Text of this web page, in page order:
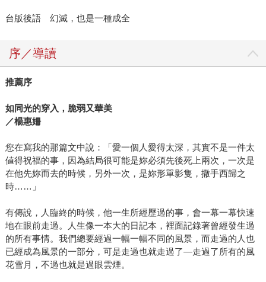
台版後語 幻滅，也是一種成全
序／導讀
推薦序
如同光的穿入，脆弱又華美
／楊惠姍
您在寫我的那篇文中說：「愛一個人愛得太深，其實不是一件太
値得祝福的事，因為結局很可能是妳必須先後死上兩次，一次是
在他先妳而去的時候，另外一次，是妳形單影隻，撒手西歸之
時……」
有傳說，人臨終的時候，他一生所經歷過的事，會一幕一幕快速
地在眼前走過。人生像一本大的日記本，裡面記錄著曾經發生過
的所有事情。我們總要經過一幅一幅不同的風景，而走過的人也
已經成為風景的一部分，可是走過也就走過了—走過了所有的風
花雪月，不過也就是過眼雲煙。